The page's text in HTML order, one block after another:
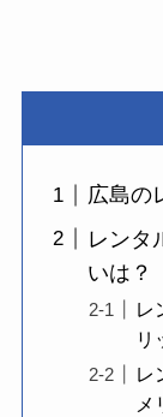
広島の
レンタ
いは？
レ
リ
レ
メ